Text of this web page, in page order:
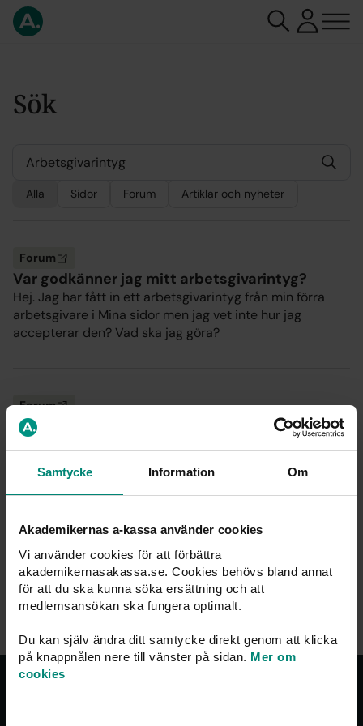
Samtycke Information Om
Akademikernas a-kassa använder cookies
Vi använder cookies för att förbättra
akademikernasakassa.se. Cookies behövs bland annat
för att du ska kunna söka ersättning och att
medlemsansökan ska fungera optimalt.
Du kan själv ändra ditt samtycke direkt genom att klicka
på knappnålen nere till vänster på sidan. Mer om
cookies
Sök
Alla Sidor Forum Artiklar och nyheter
Forum
Var godkänner jag mitt arbetsgivarintyg?
Hej. Jag har fått in ett arbetsgivarintyg från min förra
arbetsgivare i Mina sidor men jag vet inte hur jag
accepterar den? Vad ska jag göra?
Forum
What is the difference between
‘Arbetsgivarintyg’ and ‘Anställningsbevis’?
What is the difference between ‘Arbetsgivarintyg’ and
‘Anställningsbevis’?
1 2